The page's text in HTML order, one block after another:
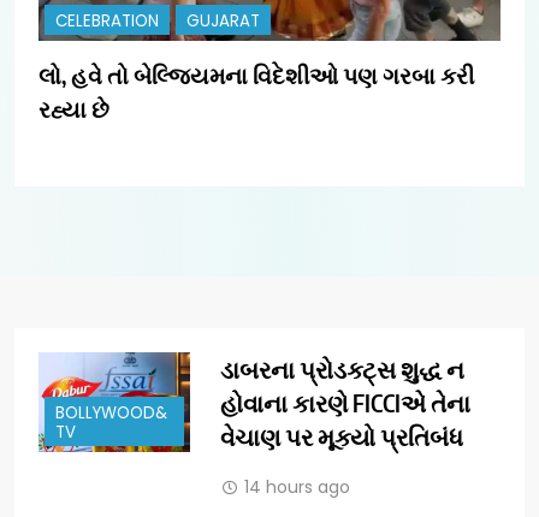
CELEBRATION GUJARAT
લો, હવે તો બેલ્જિયમના વિદેશીઓ પણ ગરબા કરી
રહ્યા છે
BOLLYWOOD&
TV
ડાબરના પ્રોડક્ટ્સ શુદ્ધ ન
હોવાના કારણે FICCIએ તેના
વેચાણ પર મૂક્યો પ્રતિબંધ
14 hours ago